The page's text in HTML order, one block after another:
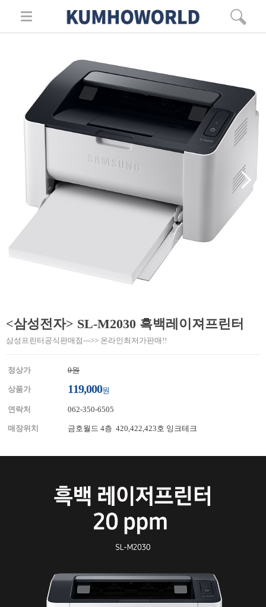
<삼성전자> SL-M2030 흑백레이져프린터
삼성프린터공식판매점--->> 온라인최저가판매!!
정상가 0원
상품가 119,000원
연락처 062-350-6505
매장위치 금호월드 4층 420,422,423호 잉크테크